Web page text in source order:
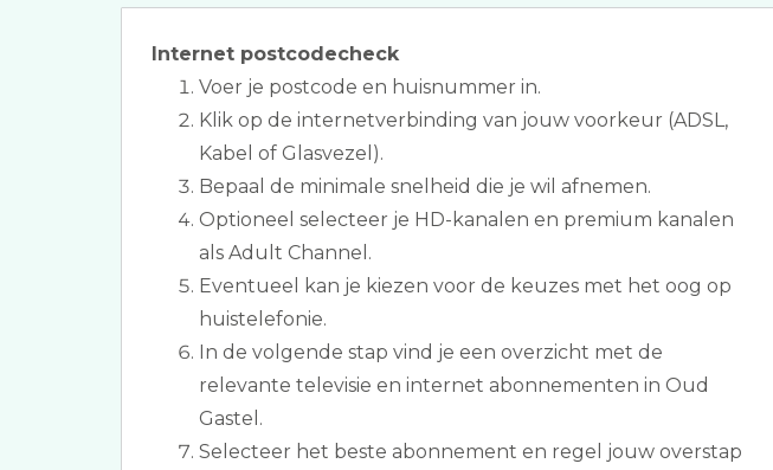
Internet postcodecheck
Voer je postcode en huisnummer in.
Klik op de internetverbinding van jouw voorkeur (ADSL,
Kabel of Glasvezel).
Bepaal de minimale snelheid die je wil afnemen.
Optioneel selecteer je HD-kanalen en premium kanalen
als Adult Channel.
Eventueel kan je kiezen voor de keuzes met het oog op
huistelefonie.
In de volgende stap vind je een overzicht met de
relevante televisie en internet abonnementen in Oud
Gastel.
Selecteer het beste abonnement en regel jouw overstap